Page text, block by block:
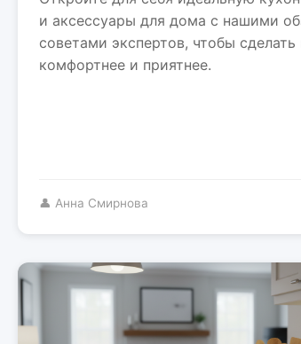
и аксессуары для дома с нашими
советами экспертов, чтобы
комфортнее и приятнее.
👤 Анна Смирнова